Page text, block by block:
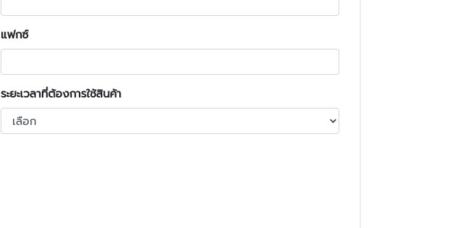
แฟกซ์
ระยะเวลาที่ต้องการใช้สินค้า